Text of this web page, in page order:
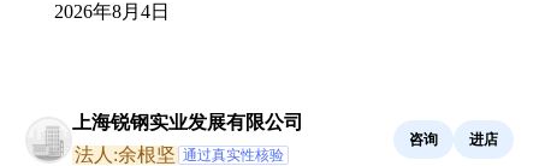
2026年8月4日
上海锐钢实业发展有限公司
法人:余根坚 通过真实性核验
咨询 进店